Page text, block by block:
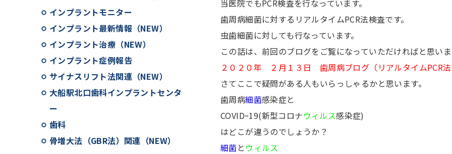
インプラントモニター
インプラント最新情報（NEW）
インプラント治療（NEW）
インプラント症例報告
サイナスリフト法関連（NEW）
大船駅北口歯科インプラントセンタ
ー
歯科
骨増大法（GBR法）関連（NEW）
当医院でもPCR検査を行なっています。
歯周病細菌に対するリアルタイムPCR法検査です。
虫歯細菌に対しても行なっています。
この話は、前回のブログをご覧になっていただければと思い
２０２０年 ２月１３日 歯周病ブログ（リアルタイムPCR
さてここで疑問がある人もいらっしゃるかと思います。
歯周病細菌感染症と
COVIDｰ19(新型コロナウィルス感染症)
はどこが違うのでしょうか？
細菌 と ウィルス